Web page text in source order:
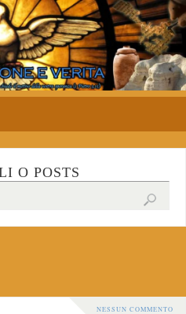
O POSTS
NESSUN COMMENTO